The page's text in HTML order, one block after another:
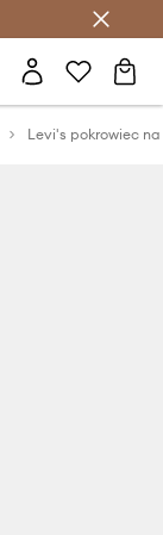
Levi's pokrowiec